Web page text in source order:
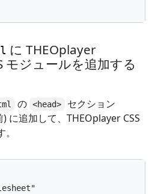
に THEOplayer
モジュールを追加する
の <head>
セクション
に追加して、THEOplayer CSS